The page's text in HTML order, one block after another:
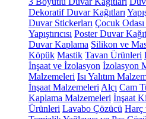
Dekoratif Duvar Kağıtları
Duvar Stickerları Çocuk
Yapıştırıcısı Poster Duvar
Duvar Kaplama Silikon ve
Köpük Mastik Tavan Ürünleri
İnşaat ve İzolasyon İzolasyon
Malzemeleri Isı Yalıtım
İnşaat Malzemeleri Alçı Cam
Kaplama Malzemeleri İnşaat
Ürünleri Lavabo Çözücü Harç